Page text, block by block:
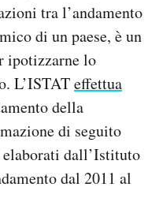
tra l’andamento
di un paese, è un
ipotizzarne lo
L’ISTATeffettua
della
di seguito
dall’Istituto
dal 2011 al